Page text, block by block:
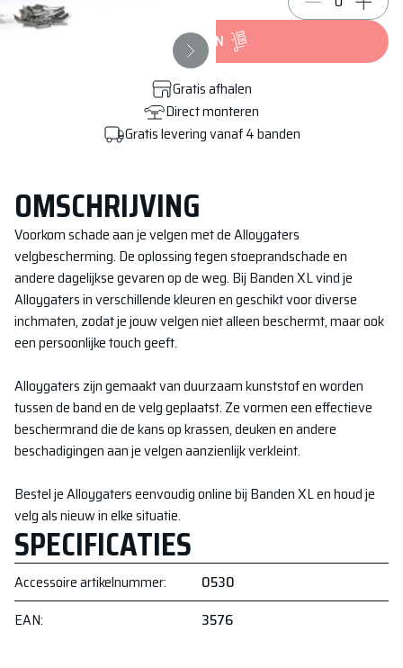
BESTELLEN
Gratis afhalen
Direct monteren
Gratis levering vanaf 4 banden
OMSCHRIJVING
Voorkom schade aan je velgen met de Alloygaters
velgbescherming. De oplossing tegen stoeprandschade en
andere dagelijkse gevaren op de weg. Bij Banden XL vind je
Alloygaters in verschillende kleuren en geschikt voor diverse
inchmaten, zodat je jouw velgen niet alleen beschermt, maar ook
een persoonlijke touch geeft.
Alloygaters zijn gemaakt van duurzaam kunststof en worden
tussen de band en de velg geplaatst. Ze vormen een effectieve
beschermrand die de kans op krassen, deuken en andere
beschadigingen aan je velgen aanzienlijk verkleint.
Bestel je Alloygaters eenvoudig online bij Banden XL en houd je
velg als nieuw in elke situatie.
SPECIFICATIES
Accessoire artikelnummer:
0530
EAN: 3576